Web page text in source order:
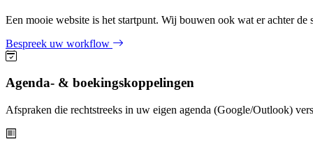
Een mooie website is het startpunt. Wij bouwen ook wat er achter
Bespreek uw workflow
Agenda- & boekingskoppelingen
Afspraken die rechtstreeks in uw eigen agenda (Google/Outlook)